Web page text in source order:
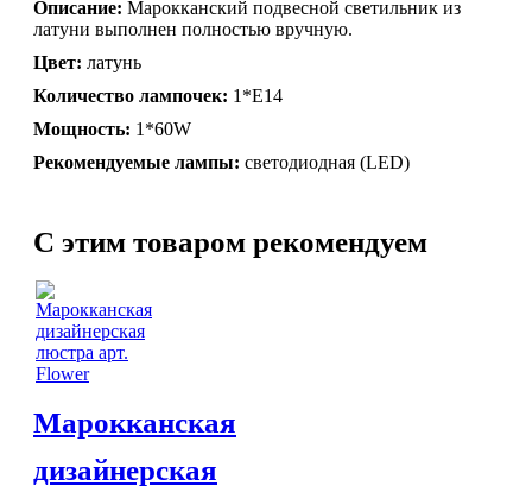
Светильники в хамам
Светильники потолочные
Светильники для кафе и ресторанов
Светильники дизайнерские
Светильники с цепочками
Люстры для мечети
МЕБЕЛЬ
Столы и столики
Комоды и тумбы
Пуфы и стулья
Консоли
Обеденные группы
Уход за мебелью
Описание: Марокканский подвесной светильник из
латуни выполнен полностью вручную.
Цвет: латунь
Количество лампочек: 1*Е14
Мощность: 1*60W
Рекомендуемые лампы: светодиодная (LED)
C этим товаром рекомендуем
Марокканская
дизайнерская